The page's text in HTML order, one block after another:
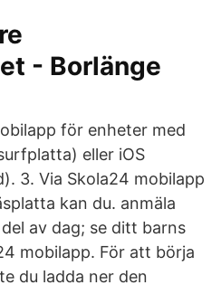
- Borlänge
för enheter med
eller iOS
3. Via Skola24 mobilapp
kan du. anmäla
av dag; se ditt barns
mobilapp. För att börja
du ladda ner den